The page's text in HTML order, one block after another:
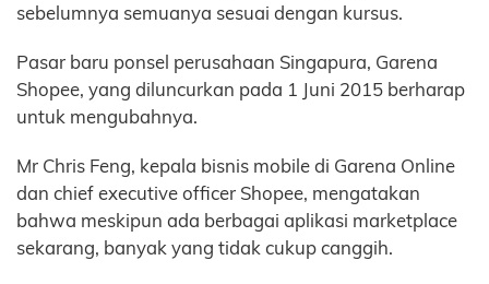
sebelumnya semuanya sesuai dengan kursus.
Pasar baru ponsel perusahaan Singapura, Garena
Shopee, yang diluncurkan pada 1 Juni 2015 berharap
untuk mengubahnya.
Mr Chris Feng, kepala bisnis mobile di Garena Online
dan chief executive officer Shopee, mengatakan
bahwa meskipun ada berbagai aplikasi marketplace
sekarang, banyak yang tidak cukup canggih.